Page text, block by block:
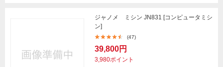
ジャノメ ミシン JN831 [コンピュータミシ
ン]
(47)
39,800円
3,980ポイント